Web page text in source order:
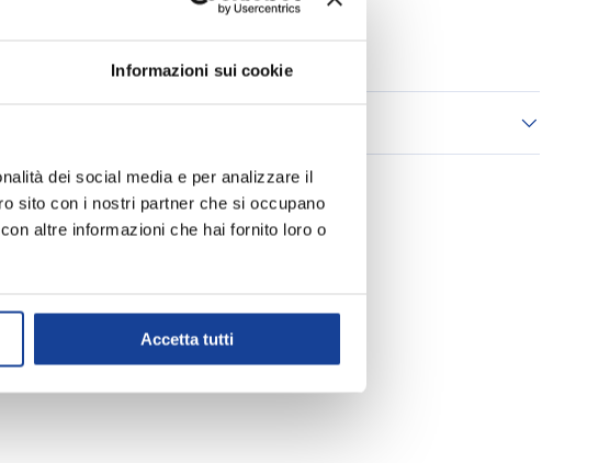
Informazioni sui cookie
dei social media e per analizzare il
sito con i nostri partner che si occupano
altre informazioni che hai fornito loro o
Accetta tutti